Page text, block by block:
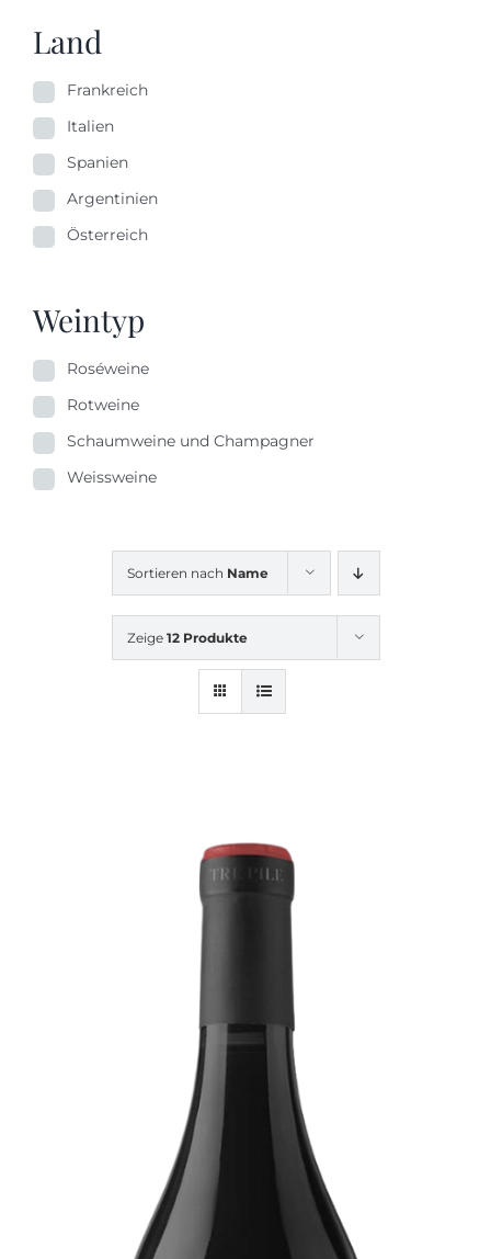
Sortieren nach Name
Zeige 12 Produkte
Land
Frankreich
Italien
Spanien
Argentinien
Österreich
Weintyp
Roséweine
Rotweine
Schaumweine und Champagner
Weissweine